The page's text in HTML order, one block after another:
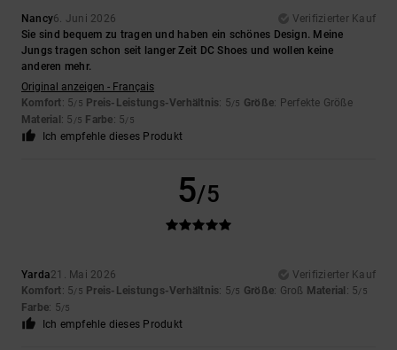
Nancy6. Juni 2026
Verifizierter Kauf
Sie sind bequem zu tragen und haben ein schönes Design. Meine
Jungs tragen schon seit langer Zeit DC Shoes und wollen keine
anderen mehr.
Original anzeigen - Français
Komfort: 5/5 Preis-Leistungs-Verhältnis: 5/5 Größe: Perfekte Größe
Material : 5 /5 Farbe: 5/5
Ich empfehle dieses Produkt
5/5
Yarda21. Mai 2026
Verifizierter Kauf
Komfort: 5/5 Preis-Leistungs-Verhältnis: 5/5 Größe: Groß Material : 5/5
Farbe: 5/5
Ich empfehle dieses Produkt